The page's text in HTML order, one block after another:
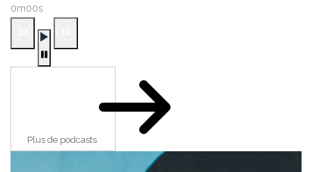
0m00s
Plus de podcasts